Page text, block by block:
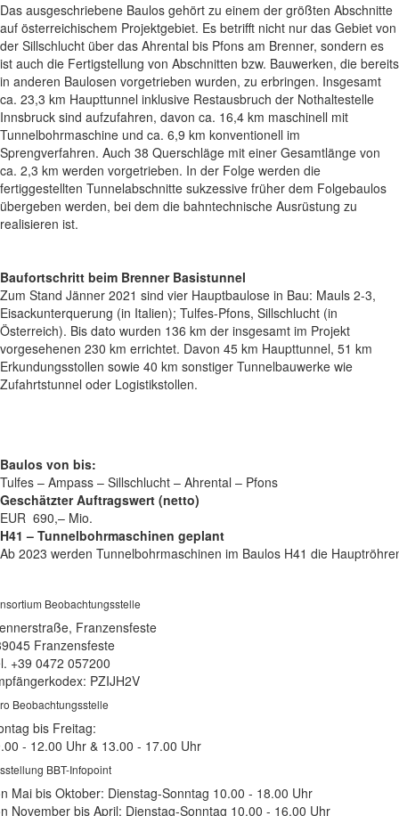
Das ausgeschriebene Baulos gehört zu einem der größten Abschnitte
auf österreichischem Projektgebiet. Es betrifft nicht nur das Gebiet von
der Sillschlucht über das Ahrental bis Pfons am Brenner, sondern es
ist auch die Fertigstellung von Abschnitten bzw. Bauwerken, die bereits
in anderen Baulosen vorgetrieben wurden, zu erbringen. Insgesamt
ca. 23,3 km Haupttunnel inklusive Restausbruch der Nothaltestelle
Innsbruck sind aufzufahren, davon ca. 16,4 km maschinell mit
Tunnelbohrmaschine und ca. 6,9 km konventionell im
Sprengverfahren. Auch 38 Querschläge mit einer Gesamtlänge von
ca. 2,3 km werden vorgetrieben. In der Folge werden die
fertiggestellten Tunnelabschnitte sukzessive früher dem Folgebaulos
übergeben werden, bei dem die bahntechnische Ausrüstung zu
realisieren ist.
Baufortschritt beim Brenner Basistunnel
Zum Stand Jänner 2021 sind vier Hauptbaulose in Bau: Mauls 2-3,
Eisackunterquerung (in Italien); Tulfes-Pfons, Sillschlucht (in
Österreich). Bis dato wurden 136 km der insgesamt im Projekt
vorgesehenen 230 km errichtet. Davon 45 km Haupttunnel, 51 km
Erkundungsstollen sowie 40 km sonstiger Tunnelbauwerke wie
Zufahrtstunnel oder Logistikstollen.
Baulos von bis:
Tulfes – Ampass – Sillschlucht – Ahrental – Pfons
Geschätzter Auftragswert (netto)
EUR 690,– Mio.
H41 – Tunnelbohrmaschinen geplant
Ab 2023 werden Tunnelbohrmaschinen im Baulos H41 die
Beobachtungsstelle
Franzensfeste
Franzensfeste
+39 0472 057200
PZIJH2V
Beobachtungsstelle
bis Freitag:
- 12.00 Uhr & 13.00 - 17.00 Uhr
BBT-Infopoint
Mai bis Oktober: Dienstag-Sonntag 10.00 - 18.00 Uhr
November bis April: Dienstag-Sonntag 10.00 - 16.00 Uhr